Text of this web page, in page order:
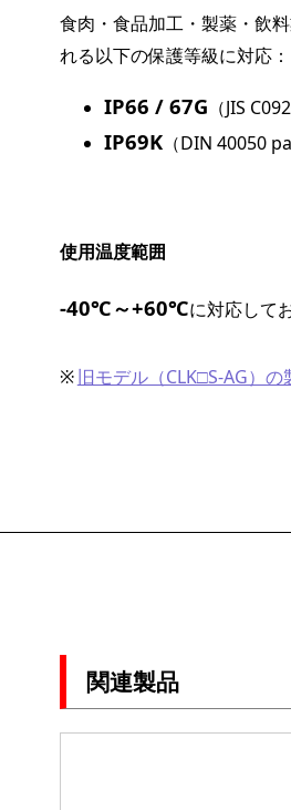
食肉・食品加工・製薬・飲料
れる以下の保護等級に対応：
IP66 / 67G （JIS
IP69K（DIN 40050
使用温度範囲
-40℃～+60℃に対応して
旧モデル（CLK□S-AG）
関連製品